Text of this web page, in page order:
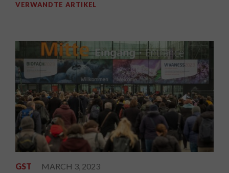
VERWANDTE ARTIKEL
GST MARCH 3, 2023